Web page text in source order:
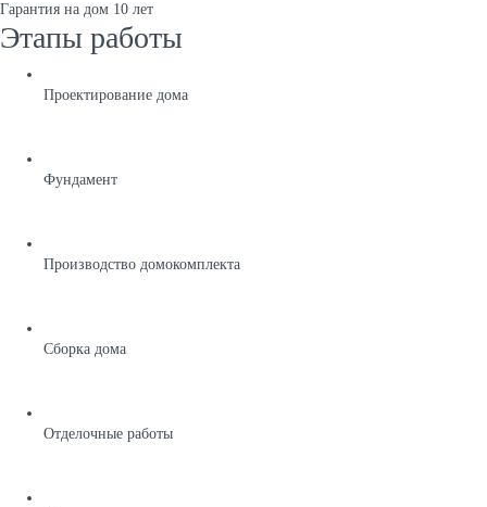
Гарантия на дом 10 лет
Этапы работы
Проектирование дома
Фундамент
Производство домокомплекта
Сборка дома
Отделочные работы